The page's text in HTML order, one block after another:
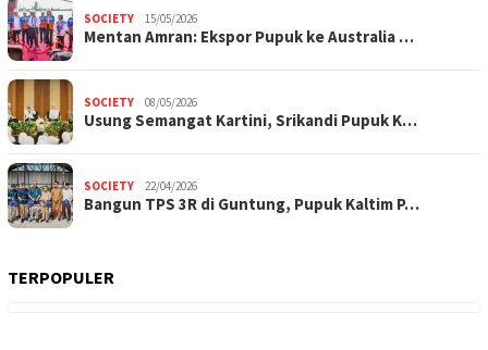
SOCIETY 15/05/2026
Mentan Amran: Ekspor Pupuk ke Australia …
SOCIETY 08/05/2026
Usung Semangat Kartini, Srikandi Pupuk K…
SOCIETY 22/04/2026
Bangun TPS 3R di Guntung, Pupuk Kaltim P…
TERPOPULER